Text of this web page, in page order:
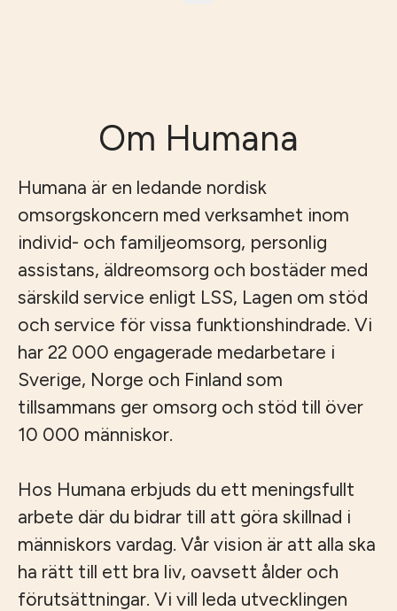
Om Humana
Humana är en ledande nordisk
omsorgskoncern med verksamhet inom
individ- och familjeomsorg, personlig
assistans, äldreomsorg och bostäder med
särskild service enligt LSS, Lagen om stöd
och service för vissa funktionshindrade. Vi
har 22 000 engagerade medarbetare i
Sverige, Norge och Finland som
tillsammans ger omsorg och stöd till över
10 000 människor.
Hos Humana erbjuds du ett meningsfullt
arbete där du bidrar till att göra skillnad i
människors vardag. Vår vision är att alla ska
ha rätt till ett bra liv, oavsett ålder och
förutsättningar. Vi vill leda utvecklingen